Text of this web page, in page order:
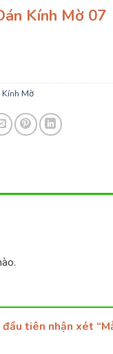
Kính Mờ 07
Mờ
tiên nhận xét